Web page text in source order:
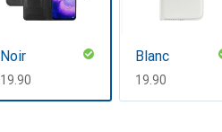
Noir
CHF
19.90
Blanc
CHF
19.90